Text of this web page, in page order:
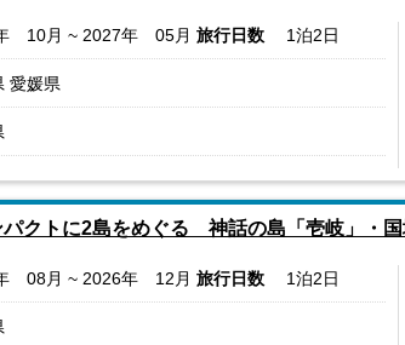
10月 ~ 2027年 05月 旅行日数 1泊2日
愛媛県
パクトに2島をめぐる 神話の島「壱岐」・国
08月 ~ 2026年 12月 旅行日数 1泊2日